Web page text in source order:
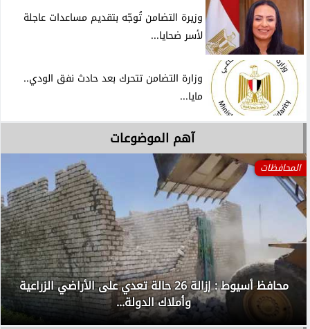
وزيرة التضامن تُوجّه بتقديم مساعدات عاجلة
لأسر ضحايا...
وزارة التضامن تتحرك بعد حادث نفق الودي..
مايا...
آهم الموضوعات
المحافظات
محافظ أسيوط : إزالة 26 حالة تعدي على الأراضي الزراعية
وأملاك الدولة...